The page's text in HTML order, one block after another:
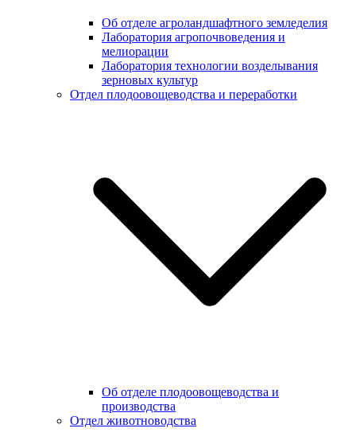
Об отделе агроландшафтного земледелия
Лаборатория агропочвоведения и
мелиорации
Лаборатория технологии возделывания
зерновых культур
Отдел плодоовощеводства и переработки
Об отделе плодоовощеводства и
производства
Отдел животноводства